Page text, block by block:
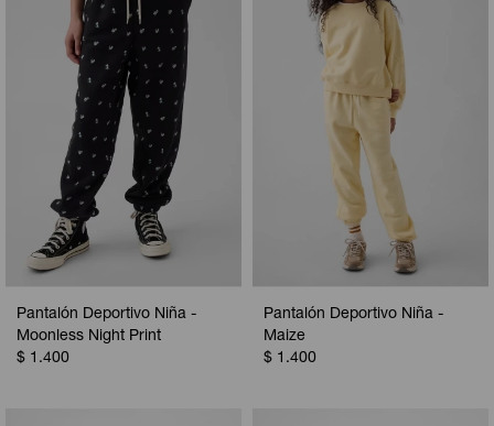
Pantalón Deportivo Niña -
Moonless Night Print
$ 1.400
Pantalón Deportivo Niña -
Maize
$ 1.400
Camperas
Musculosas
Shorts
Vestidos y polleras
Pijamas
Calzas
Camperas
Chalecos
Shorts
Ropa interior
Polos
Camperas
Chalecos
Ropa interior
Pijamas
Camperas
Pijamas
Sets
Sets